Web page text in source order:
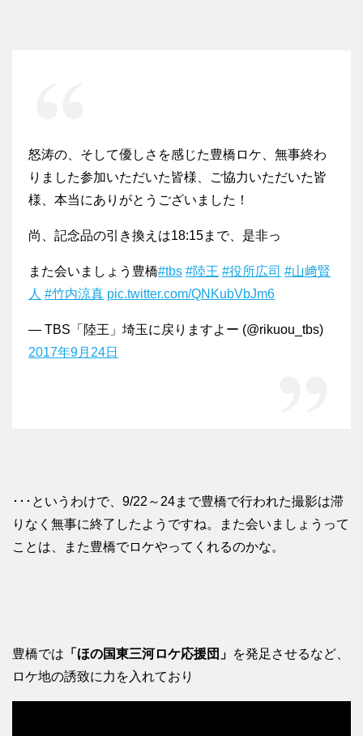
怒涛の、そして優しさを感じた豊橋ロケ、無事終わ
りました参加いただいた皆様、ご協力いただいた皆
様、本当にありがとうございました！
尚、記念品の引き換えは18:15まで、是非っ
また会いましょう豊橋#tbs #陸王 #役所広司 #山﨑賢
人 #竹内涼真 pic.twitter.com/QNKubVbJm6
— TBS「陸王」埼玉に戻りますよー (@rikuou_tbs)
2017年9月24日
･･･というわけで、9/22～24まで豊橋で行われた撮影は滞
りなく無事に終了したようですね。また会いましょうって
ことは、また豊橋でロケやってくれるのかな。
豊橋では 「ほの国東三河ロケ応援団」 を発足させるなど、
ロケ地の誘致に力を入れており